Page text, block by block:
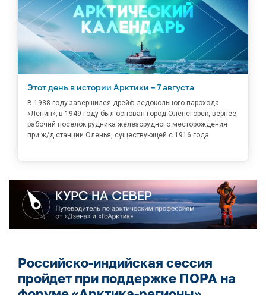
Этот день в истории Арктики – 7 августа
В 1938 году завершился дрейф ледокольного парохода
«Ленин»; в 1949 году был основан город Оленегорск, вернее,
рабочий поселок рудника железорудного месторождения
при ж/д станции Оленья, существующей с 1916 года
Российско-индийская сессия
пройдет при поддержке ПОРА на